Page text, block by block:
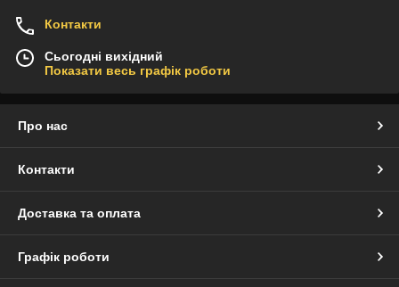
Контакти
Сьогодні вихідний
Показати весь графік роботи
Про нас
Контакти
Доставка та оплата
Графік роботи